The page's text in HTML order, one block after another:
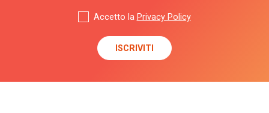
Accetto la Privacy Policy